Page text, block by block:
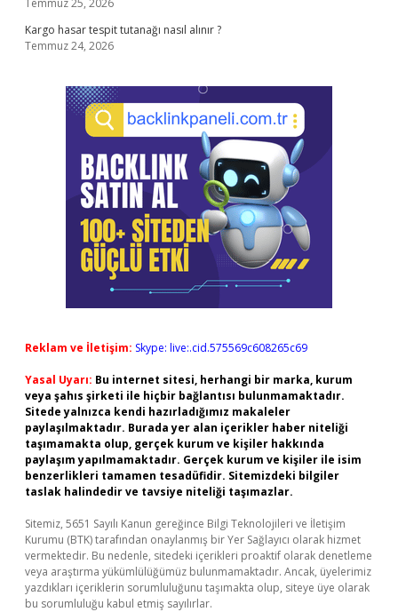
Temmuz 25, 2026
Kargo hasar tespit tutanağı nasıl alınır ?
Temmuz 24, 2026
Reklam ve İletişim: Skype: live:.cid.575569c608265c69
Yasal Uyarı: Bu internet sitesi, herhangi bir marka, kurum
veya şahıs şirketi ile hiçbir bağlantısı bulunmamaktadır.
Sitede yalnızca kendi hazırladığımız makaleler
paylaşılmaktadır. Burada yer alan içerikler haber niteliği
taşımamakta olup, gerçek kurum ve kişiler hakkında
paylaşım yapılmamaktadır. Gerçek kurum ve kişiler ile isim
benzerlikleri tamamen tesadüfidir. Sitemizdeki bilgiler
taslak halindedir ve tavsiye niteliği taşımazlar.
Sitemiz, 5651 Sayılı Kanun gereğince Bilgi Teknolojileri ve İletişim
Kurumu (BTK) tarafından onaylanmış bir Yer Sağlayıcı olarak hizmet
vermektedir. Bu nedenle, sitedeki içerikleri proaktif olarak denetleme
veya araştırma yükümlülüğümüz bulunmamaktadır. Ancak, üyelerimiz
yazdıkları içeriklerin sorumluluğunu taşımakta olup, siteye üye olarak
bu sorumluluğu kabul etmiş sayılırlar.